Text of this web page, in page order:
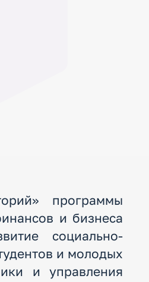
программы
и бизнеса
социально-
и молодых
и управления